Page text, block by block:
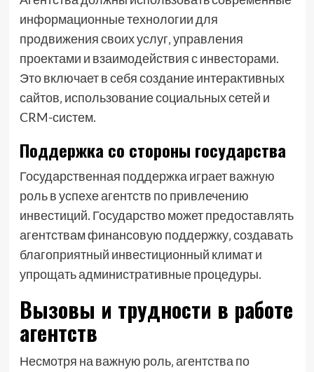
информационные технологии для
продвижения своих услуг‚ управления
проектами и взаимодействия с инвесторами.
Это включает в себя создание интерактивных
сайтов‚ использование социальных сетей и
CRM-систем.
Поддержка со стороны государства
Государственная поддержка играет важную
роль в успехе агентств по привлечению
инвестиций. Государство может предоставлять
агентствам финансовую поддержку‚ создавать
благоприятный инвестиционный климат и
упрощать административные процедуры.
Вызовы и трудности в работе
агентств
Несмотря на важную роль‚ агентства по